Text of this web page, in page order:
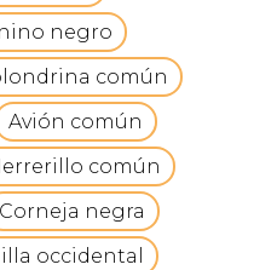
negro
común
Avión común
común
Corneja negra
occidental